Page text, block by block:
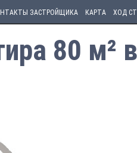
ЗАСТРОЙЩИКА КАРТА ХОД
80 м²